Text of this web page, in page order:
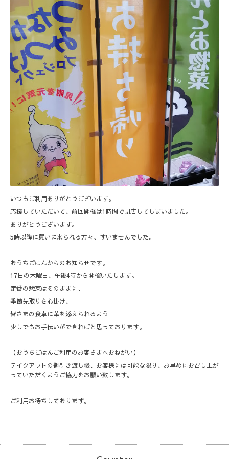
いつもご利用ありがとうございます。
応援していただいて、前回開催は1時間で閉店してしまいました。
ありがとうございます。
5時以降に買いに来られる方々、すいませんでした。
おうちごはんからのお知らせです。
17日の木曜日、午後4時から開催いたします。
定番の惣菜はそのままに、
季節先取りを心掛け、
皆さまの食卓に華を添えられるよう
少しでもお手伝いができればと思っております。
【おうちごはんご利用のお客さまへおねがい】
テイクアウトの御引き渡し後、お客様には可能な限り、お早めにお召し上が
っていただくようご協力をお願い致します。
ご利用お待ちしております。